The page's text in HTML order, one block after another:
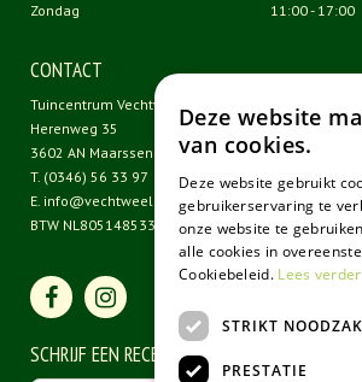
Zondag
11:00 - 17:00
CONTACT
Tuincentrum Vechtweelde
Herenweg 35
3602 AN Maarssen
T. (0346) 56 33 97
E. info@vechtweelde.nl
BTW NL805148533B01
SCHRIJF EEN RECENSIE
Deze website
van cookies.
Deze website gebruikt
gebruikerservaring te
onze website te
alle cookies in
Cookiebeleid. Lees verder
STRIKT
PRESTATIE